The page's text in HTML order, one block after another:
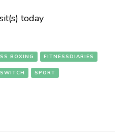
today
BOXING FITNESSDIARIES
SPORT